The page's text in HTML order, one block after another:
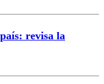
revisa la